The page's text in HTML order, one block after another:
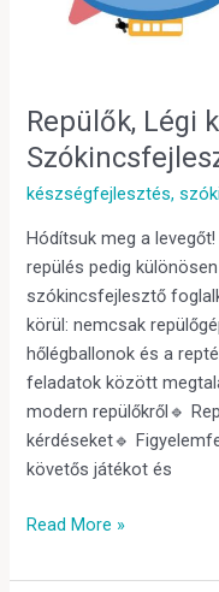
Repülők, Légi
készségfejlesztés,
Hódítsuk meg a
repülés pedig
szókincsfejlesztő
körül: nemcsak
hőlégballonok és a
feladatok között
modern repülőkről🔹
kérdéseket🔹
követős játékot és
Read More »